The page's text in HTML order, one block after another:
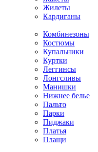
Жилеты
Кардиганы
Комбинезоны
Костюмы
Купальники
Куртки
Леггинсы
Лонгсливы
Манишки
Нижнее белье
Пальто
Парки
Пиджаки
Платья
Плащи